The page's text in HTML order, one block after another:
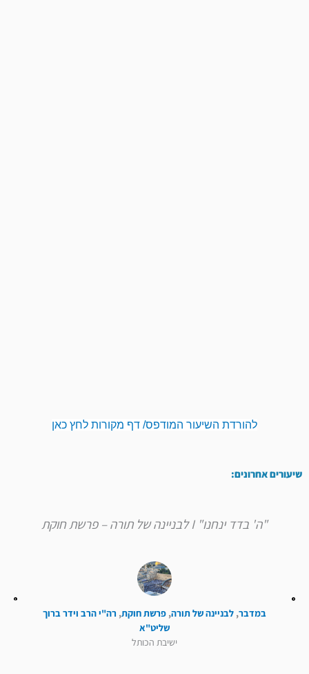
להורדת השיעור המודפס/ דף מקורות לחץ כאן
שיעורים אחרונים:
"ה' בדד ינחנו" I לבניינה של תורה – פרשת חוקת
במדבר, לבניינה של תורה, פרשת חוקת, רה"י הרב וידר ברוך
שליט"א
ישיבת הכותל